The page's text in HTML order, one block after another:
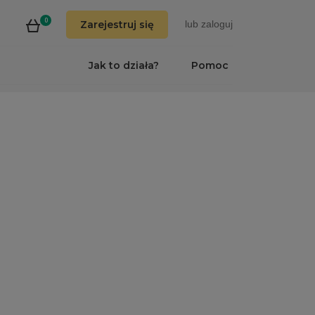
0 Zarejestruj się lub zaloguj
Pomoc
Jak to działa?